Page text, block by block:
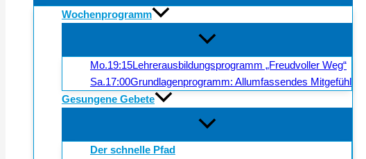
Wochenprogramm
Mo.19:15Lehrerausbildungsprogramm „Freudvoller Weg“
Sa.17:00Grundlagenprogramm: Allumfassendes Mitgefühl
Gesungene Gebete
Der schnelle Pfad